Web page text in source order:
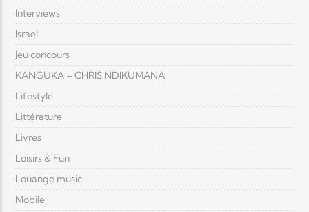
Interviews
Israël
Jeu concours
KANGUKA – CHRIS NDIKUMANA
Lifestyle
Littérature
Livres
Loisirs & Fun
Louange music
Mobile